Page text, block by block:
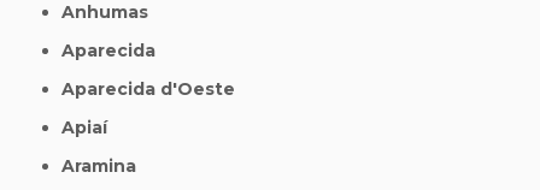
Anhumas
Aparecida
Aparecida d'Oeste
Apiaí
Aramina